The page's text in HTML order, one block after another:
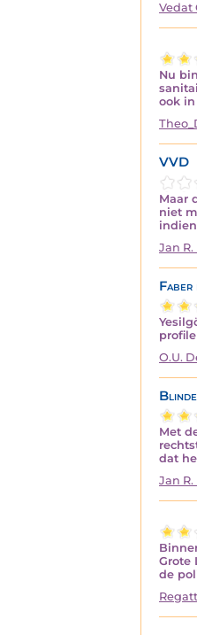
Vedat
Nu
ook in
VVD
Maar
niet
Jan
Faber
O.U.
Met
dat
Jan
Grote
de